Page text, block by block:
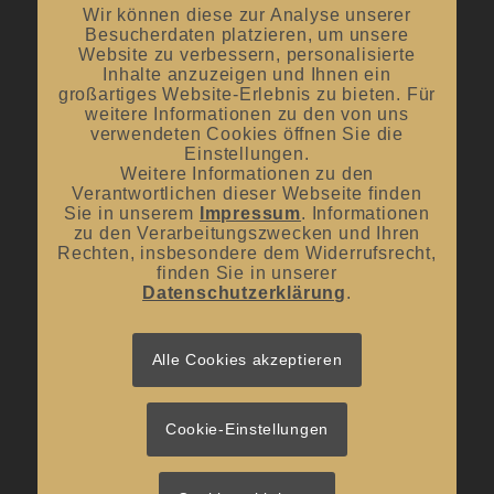
offene Verkostungen
Oktober bis April:12.00 Uhr – 18.00 Uhr
Mittwoch und Samstag
von 10:00 Uhr – 14:00 Uhr
UNSER BLOG
#donnerstagsprickelts – Lust auf eine Geschmacksexplosion?
#donnerstagsprickelts – Start ins Frühjahr
20. April 2026 - 14:36
Wir können diese zur Analyse unserer
Besucherdaten platzieren, um unsere
Website zu verbessern, personalisierte
Inhalte anzuzeigen und Ihnen ein
großartiges Website-Erlebnis zu bieten. Für
weitere Informationen zu den von uns
verwendeten Cookies öffnen Sie die
Einstellungen.
Weitere Informationen zu den
Verantwortlichen dieser Webseite finden
Sie in unserem
Impressum. Informationen
zu den Verarbeitungszwecken und Ihren
Rechten, insbesondere dem Widerrufsrecht,
finden Sie in unserer
Datenschutzerklärung.
Alle Cookies akzeptieren
Cookie-Einstellungen